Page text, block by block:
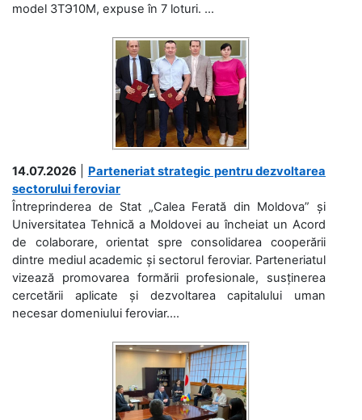
model 3ТЭ10М, expuse în 7 loturi. ...
14.07.2026
Parteneriat strategic pentru dezvoltarea
sectorului feroviar
Întreprinderea de Stat „Calea Ferată din Moldova” și
Universitatea Tehnică a Moldovei au încheiat un Acord
de colaborare, orientat spre consolidarea cooperării
dintre mediul academic și sectorul feroviar. Parteneriatul
vizează promovarea formării profesionale, susținerea
cercetării aplicate și dezvoltarea capitalului uman
necesar domeniului feroviar....